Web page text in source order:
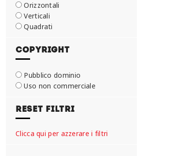
Orizzontali
Verticali
Quadrati
COPYRIGHT
Pubblico dominio
Uso non commerciale
RESET FILTRI
Clicca qui per azzerare i filtri